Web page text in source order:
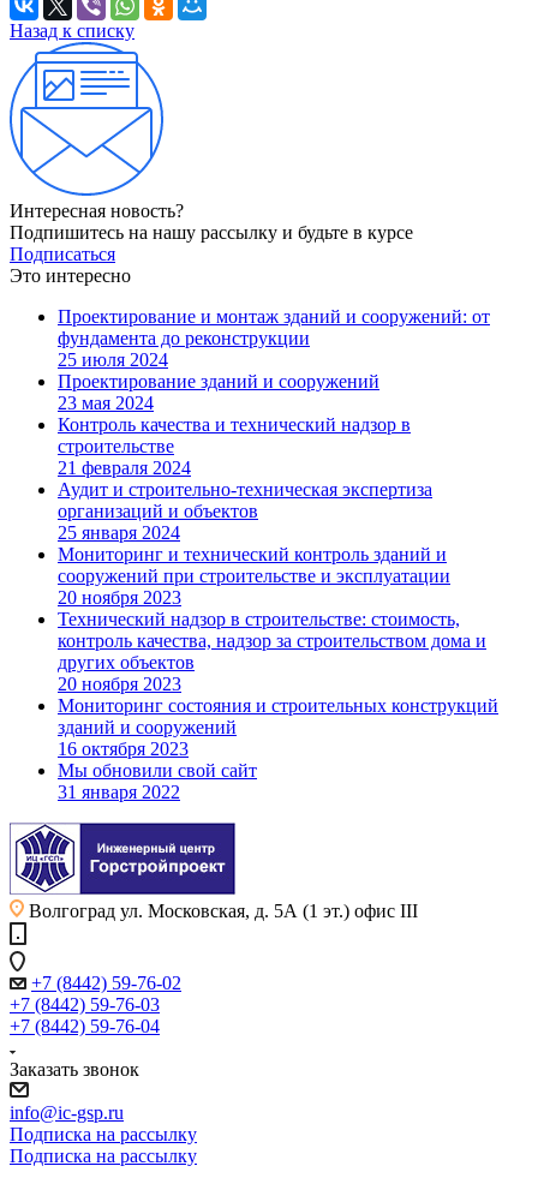
Назад к списку
Интересная новость?
Подпишитесь на нашу рассылку и будьте в курсе
Подписаться
Это интересно
Проектирование и монтаж зданий и сооружений: от
фундамента до реконструкции
25 июля 2024
Проектирование зданий и сооружений
23 мая 2024
Контроль качества и технический надзор в
строительстве
21 февраля 2024
Аудит и строительно-техническая экспертиза
организаций и объектов
25 января 2024
Мониторинг и технический контроль зданий и
сооружений при строительстве и эксплуатации
20 ноября 2023
Технический надзор в строительстве: стоимость,
контроль качества, надзор за строительством дома и
других объектов
20 ноября 2023
Мониторинг состояния и строительных конструкций
зданий и сооружений
16 октября 2023
Мы обновили свой сайт
31 января 2022
Волгоград ул. Московская, д. 5А (1 эт.) офис III
+7 (8442) 59-76-02
+7 (8442) 59-76-03
+7 (8442) 59-76-04
Заказать звонок
info@ic-gsp.ru
Подписка на рассылку
Подписка на рассылку